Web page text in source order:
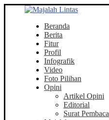
Beranda
Berita
Fitur
Profil
Infografik
Video
Foto Pilihan
Opini
Artikel Opini
Editorial
Surat Pembaca